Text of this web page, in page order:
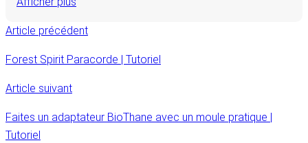
Article précédent
Forest Spirit Paracorde | Tutoriel
Article suivant
Faites un adaptateur BioThane avec un moule pratique |
Tutoriel